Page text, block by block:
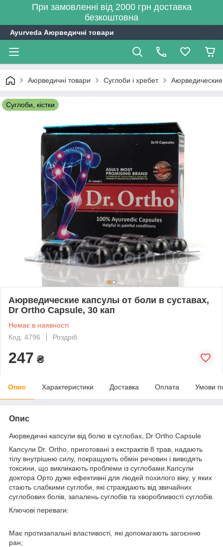
При замовленні від 2000 грн доставка
безкоштовна
Ayurveda Аюрведичні товари
Аюрведичні товари Суглоби і хребет
Суглоби, кістки
Аюрведические капсулы от боли в суставах,
Dr Ortho Capsule, 30 кап
Немає в наявності
Код: 4796
Роздріб
247 ₴
Опис Характеристики Доставка Оплата Умови
Опис
Аюрведичні капсули від болю в суглобах, Dr Ortho Capsule
Капсули Dr. Ortho, приготовані з екстрактів 8 трав, надають
тілу внутрішню силу, покращують обмін речовин і виводять
токсини, що викликають проблеми із суглобами.Капсули
доктора Орто дуже ефективні для людей похилого віку, у яких
стають слабкими суглоби, які страждають від звичайних
суглобових болів, запалень суглобів та хворобливості суглобів.
Ключові переваги:
Має протизапальні властивості, які допомагають загоєнню
ран;